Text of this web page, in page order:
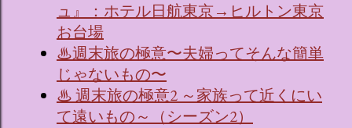
ュ』：ホテル日航東京→ヒルトン東京
お台場
♨週末旅の極意〜夫婦ってそんな簡単
じゃないもの〜
♨ 週末旅の極意2 ～家族って近くにい
て遠いもの～（シーズン2）